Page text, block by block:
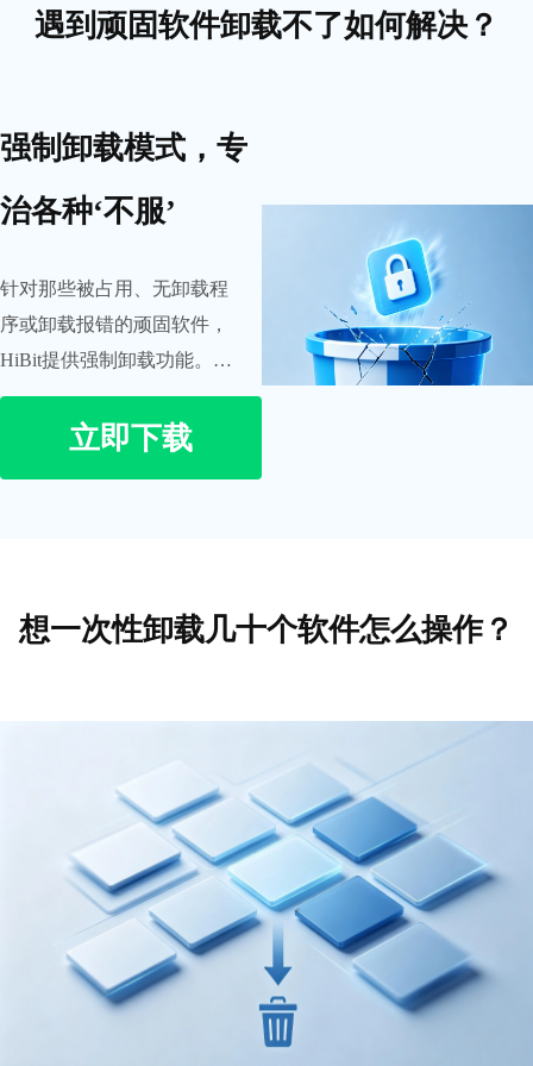
遇到顽固软件卸载不了如何解决？
强制卸载模式，专
治各种‘不服’
针对那些被占用、无卸载程
序或卸载报错的顽固软件，
HiBit提供强制卸载功能。直
接定位程序目录，暴力切断
关联，强力删除。
立即下载
想一次性卸载几十个软件怎么操作？